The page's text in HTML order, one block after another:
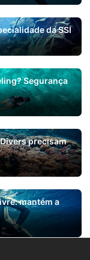
da SSI
Segurança
precisam
mantém a